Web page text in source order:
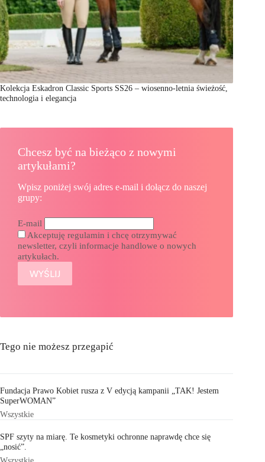
Kolekcja Eskadron Classic Sports SS26 – wiosenno-letnia świeżość,
technologia i elegancja
Chcesz być na bieżąco z nowymi
artykułami?
Wpisz poniżej swój adres e-mail i dołącz do naszej
grupy:
E-mail
Akceptuję regulamin i chcę otrzymywać
newsletter, czyli informacje handlowe o nowych
artykułach.
Tego nie możesz przegapić
Fundacja Prawo Kobiet rusza z V edycją kampanii „TAK! Jestem
SuperWOMAN”
Wszystkie
SPF szyty na miarę. Te kosmetyki ochronne naprawdę chce się
„nosić”.